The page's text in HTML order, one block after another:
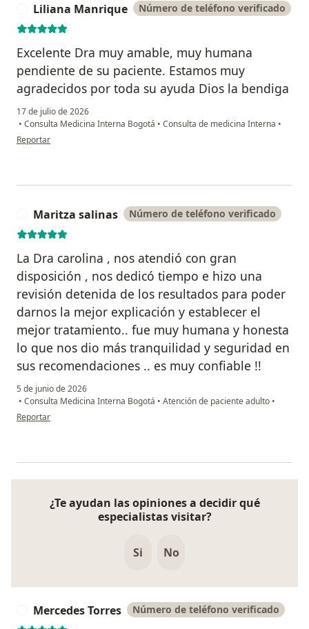
Liliana Manrique Número de teléfono verificado
Excelente Dra muy amable, muy humana
pendiente de su paciente. Estamos muy
agradecidos por toda su ayuda Dios la bendiga
17 de julio de 2026
• Consulta Medicina Interna Bogotá • Consulta de medicina Interna •
en opinión del usuario Liliana Manrique
Reportar
Maritza salinas Número de teléfono verificado
La Dra carolina , nos atendió con gran
disposición , nos dedicó tiempo e hizo una
revisión detenida de los resultados para poder
darnos la mejor explicación y establecer el
mejor tratamiento.. fue muy humana y honesta
lo que nos dio más tranquilidad y seguridad en
sus recomendaciones .. es muy confiable !!
5 de junio de 2026
• Consulta Medicina Interna Bogotá • Atención de paciente adulto •
en opinión del usuario Maritza salinas
Reportar
¿Te ayudan las opiniones a decidir qué
especialistas visitar?
Si No
Mercedes Torres Número de teléfono verificado